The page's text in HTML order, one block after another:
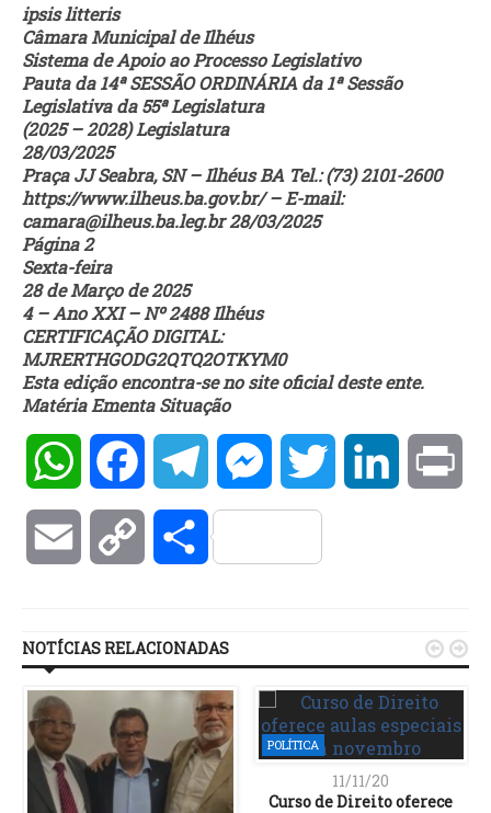
ipsis litteris
Câmara Municipal de Ilhéus
Sistema de Apoio ao Processo Legislativo
Pauta da 14ª SESSÃO ORDINÁRIA da 1ª Sessão
Legislativa da 55ª Legislatura
(2025 – 2028) Legislatura
28/03/2025
Praça JJ Seabra, SN – Ilhéus BA Tel.: (73) 2101-2600
https://www.ilheus.ba.gov.br/ – E-mail:
camara@ilheus.ba.leg.br 28/03/2025
Página 2
Sexta-feira
28 de Março de 2025
4 – Ano XXI – Nº 2488 Ilhéus
CERTIFICAÇÃO DIGITAL:
MJRERTHGODG2QTQ2OTKYM0
Esta edição encontra-se no site oficial deste ente.
Matéria Ementa Situação
WhatsAppFacebookTelegramMessengerTwitter LinkedIn
Email Copy Compartilhar
NOTÍCIAS RELACIONADAS
POLÍTICA
11/11/20
Curso de Direito oferece
 